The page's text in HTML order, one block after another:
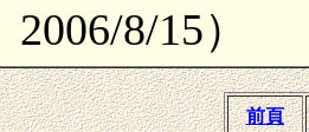
8/15）
前頁